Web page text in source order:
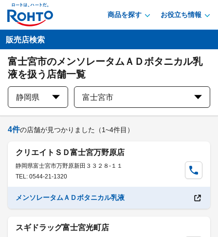
商品を探す お役立ち情報
販売店検索
富士宮市のメンソレータムＡＤボタニカル乳
液を扱う店舗一覧
静岡県 富士宮市
4件の店舗が見つかりました （1~4件目）
クリエイトＳＤ富士宮万野原店
静岡県富士宮市万野原新田３３２８-１１
TEL: 0544-21-1320
メンソレータムＡＤボタニカル乳液
スギドラッグ富士宮光町店